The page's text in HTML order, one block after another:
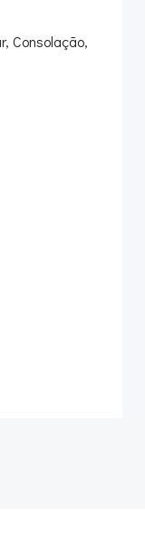
Consolação,